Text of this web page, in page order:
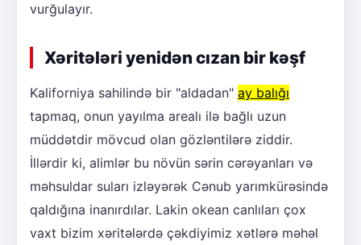
vurğulayır.
Xəritələri yenidən cızan bir kəşf
Kaliforniya sahilində bir "aldadan" ay balığı
tapmaq, onun yayılma arealı ilə bağlı uzun
müddətdir mövcud olan gözləntilərə ziddir.
İllərdir ki, alimlər bu növün sərin cərəyanları və
məhsuldar suları izləyərək Cənub yarımkürəsində
qaldığına inanırdılar. Lakin okean canlıları çox
vaxt bizim xəritələrdə çəkdiyimiz xətlərə məhəl